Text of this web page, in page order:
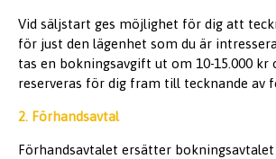
Vid säljstart ges möjlighet för dig att
för just den lägenhet som du är
tas en bokningsavgift ut om 10-15.000 kr
reserveras för dig fram till tecknande av
2. Förhandsavtal
Förhandsavtalet ersätter bokningsavtalet